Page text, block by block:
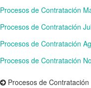
Procesos de Contratación
Procesos de Contratación
Procesos de Contratación
Procesos de Contratación
Procesos de